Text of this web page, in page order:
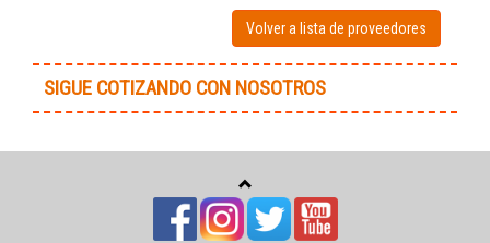
Volver a lista de proveedores
SIGUE COTIZANDO CON NOSOTROS